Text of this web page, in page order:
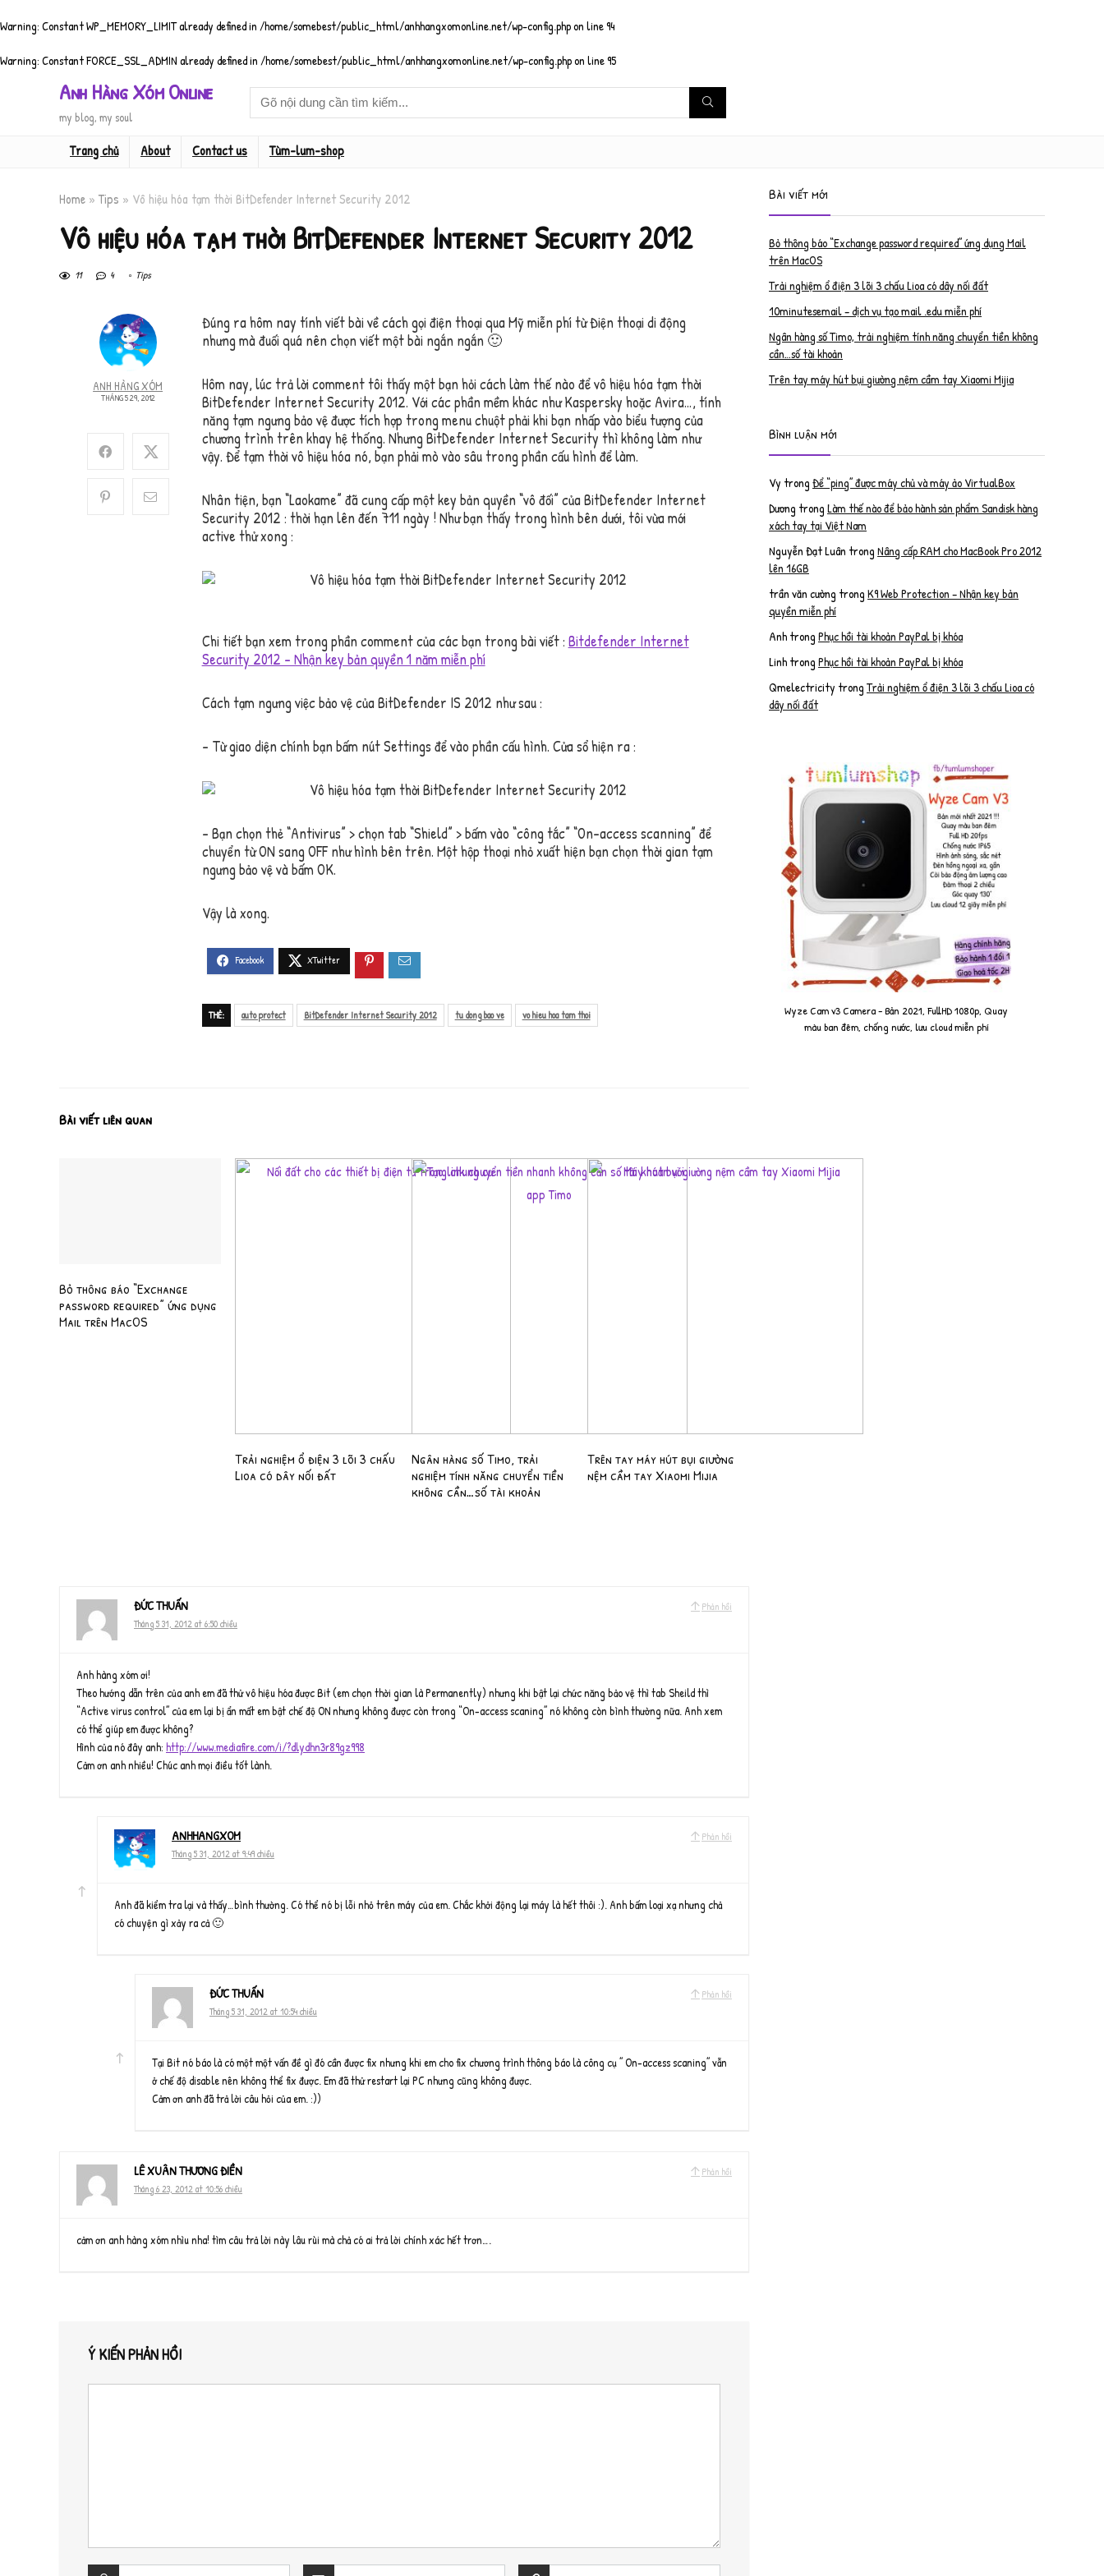
Warning: Constant WP_MEMORY_LIMIT already defined in/home/somebest/public_html/anhhangxomonline.net/wp-config.phpon line94
Warning: Constant FORCE_SSL_ADMIN already defined in/home/somebest/public_html/anhhangxomonline.net/wp-config.phpon line95
Anh Hàng Xóm Online
my blog, my soul
Trang chủ About Contact us Tùm-lum-shop
Home » Tips » Vô hiệu hóa tạm thời BitDefender Internet Security 2012
Vô hiệu hóa tạm thời BitDefender Internet Security 2012
11 4 Tips
ANH HÀNG XÓM
THÁNG 5 29, 2012
Đúng ra hôm nay tính viết bài về cách gọi điện thoại qua Mỹ miễn phí từ Điện thoại di động
nhưng mà đuối quá nên chọn viết một bài ngắn ngắn 🙂
Hôm nay, lúc trả lời comment tôi thấy một bạn hỏi cách làm thế nào để vô hiệu hóa tạm thời
BitDefender Internet Security 2012. Với các phần mềm khác như Kaspersky hoặc Avira…, tính
năng tạm ngưng bảo vệ được tích hợp trong menu chuột phải khi bạn nhấp vào biểu tượng của
chương trình trên khay hệ thống. Nhưng BitDefender Internet Security thì không làm như
vậy. Để tạm thời vô hiệu hóa nó, bạn phải mò vào sâu trong phần cấu hình để làm.
Nhân tiện, bạn “Laokame” đã cung cấp một key bản quyền “vô đối” của BitDefender Internet
Security 2012 : thời hạn lên đến 711 ngày ! Như bạn thấy trong hình bên dưới, tôi vừa mới
active thử xong :
Chi tiết bạn xem trong phần comment của các bạn trong bài viết : Bitdefender Internet
Security 2012 – Nhận key bản quyền 1 năm miễn phí
Cách tạm ngưng việc bảo vệ của BitDefender IS 2012 như sau :
– Từ giao diện chính bạn bấm nút Settings để vào phần cấu hình. Cửa sổ hiện ra :
– Bạn chọn thẻ “Antivirus” > chọn tab “Shield” > bấm vào “công tắc” “On-access scanning” để
chuyển từ ON sang OFF như hình bên trên. Một hộp thoại nhỏ xuất hiện bạn chọn thời gian tạm
ngưng bảo vệ và bấm OK.
Vậy là xong.
THẺ: auto protect BitDefender Internet Security 2012 tu dong bao ve vo hieu hoa tam thoi
Bài viết liên quan
Bỏ thông báo “Exchange
password required” ứng dụng
Mail trên MacOS
Trải nghiệm ổ điện 3 lõi 3 chấu
Lioa có dây nối đất
Ngân hàng số Timo, trải
nghiệm tính năng chuyển tiền
không cần…số tài khoản
Trên tay máy hút bụi giường
nệm cầm tay Xiaomi Mijia
Phản hồi
ĐỨC THUẤN
Tháng 5 31, 2012 at 6:50 chiều
Anh hàng xóm ơi!
Theo hướng dẫn trên của anh em đã thử vô hiệu hóa được Bit (em chọn thời gian là Permanently) nhưng khi bật lại chức năng bảo vệ thì tab Sheild thì
“Active virus control” của em lại bị ẩn mất em bật chế độ ON nhưng không được còn trong “On-access scaning” nó không còn bình thường nữa. Anh xem
có thể giúp em được không?
Hình của nó đây anh: http://www.mediafire.com/i/?dlydhn3r89gz998
Cảm ơn anh nhiều! Chúc anh mọi điều tốt lành.
Phản hồi
ANHHANGXOM
Tháng 5 31, 2012 at 9:49 chiều
Anh đã kiểm tra lại và thấy…bình thường. Có thể nó bị lỗi nhỏ trên máy của em. Chắc khởi động lại máy là hết thôi :). Anh bấm loại xạ nhưng chả
có chuyện gì xảy ra cả 🙂
Phản hồi
ĐỨC THUẤN
Tháng 5 31, 2012 at 10:54 chiều
Tại Bit nó báo là có một một vấn đề gì đó cần được fix nhưng khi em cho fix chương trình thông báo là công cụ ” On-access scaning” vẫn
ở chế độ disable nên không thể fix được. Em đã thử restart lại PC nhưng cũng không được.
Cảm ơn anh đã trả lời câu hỏi của em. :))
Phản hồi
LÊ XUÂN THƯƠNG ĐIỀN
Tháng 6 23, 2012 at 10:56 chiều
cảm ơn anh hàng xóm nhìu nha! tìm câu trả lời này lâu rùi mà chả có ai trả lời chính xác hết trơn….
Ý KIẾN PHẢN HỒI
Bài viết mới
Bỏ thông báo “Exchange password required” ứng dụng Mail
trên MacOS
Trải nghiệm ổ điện 3 lõi 3 chấu Lioa có dây nối đất
10minutesemail – dịch vụ tạo mail .edu miễn phí
Ngân hàng số Timo, trải nghiệm tính năng chuyển tiền không
cần…số tài khoản
Trên tay máy hút bụi giường nệm cầm tay Xiaomi Mijia
Bình luận mới
Vy trongĐể “ping” được máy chủ và máy ảo VirtualBox
Dương trongLàm thế nào để bảo hành sản phẩm Sandisk hàng
xách tay tại Việt Nam
Nguyễn Đạt Luân trongNâng cấp RAM cho MacBook Pro 2012
lên 16GB
trần văn cường trongK9 Web Protection – Nhận key bản
quyền miễn phí
AnhtrongPhục hồi tài khoản PayPal bị khóa
LinhtrongPhục hồi tài khoản PayPal bị khóa
Qmelectricity trongTrải nghiệm ổ điện 3 lõi 3 chấu Lioa có
dây nối đất
Wyze Cam v3 Camera - Bản 2021, FullHD 1080p, Quay
màu ban đêm, chống nước, lưu cloud miễn phí